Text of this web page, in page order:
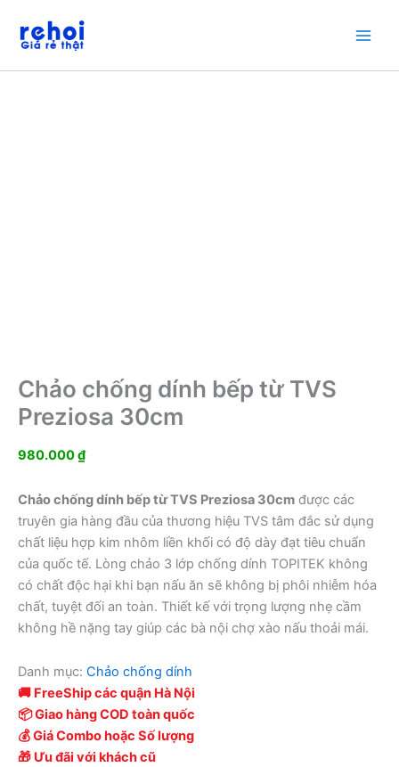
dung
Chảo chống dính bếp từ TVS
Preziosa 30cm
980.000₫
Chảo chống dính bếp từ TVS Preziosa 30cm được các
truyên gia hàng đầu của thương hiệu TVS tâm đắc sử dụng
chất liệu hợp kim nhôm liền khối có độ dày đạt tiêu chuẩn
của quốc tế. Lòng chảo 3 lớp chống dính TOPITEK không
có chất độc hại khi bạn nấu ăn sẽ không bị phôi nhiễm hóa
chất, tuyệt đối an toàn. Thiết kế với trọng lượng nhẹ cầm
không hề nặng tay giúp các bà nội chợ xào nấu thoải mái.
Danh mục: Chảo chống dính
🚚 FreeShip các quận Hà Nội
📦 Giao hàng COD toàn quốc
💰 Giá Combo hoặc Số lượng
🎁 Ưu đãi với khách cũ